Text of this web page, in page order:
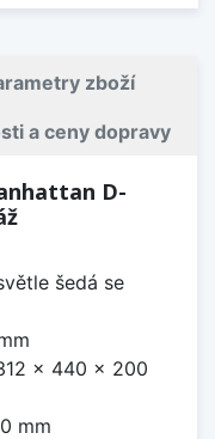
zboží
a ceny dopravy
D-
šedá se
x 440 x 200
mm